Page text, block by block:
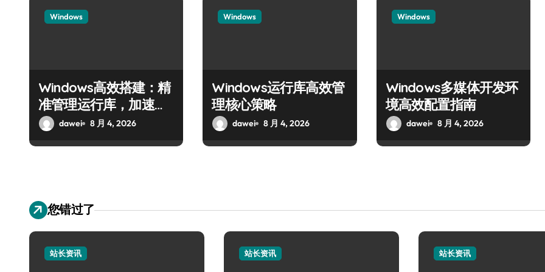
Windows
Windows高效搭建：精
准管理运行库，加速创
业
dawei 8 月 4, 2026
Windows
Windows运行库高效管
理核心策略
dawei 8 月 4, 2026
Windows
Windows多媒体开发环
境高效配置指南
dawei 8 月 4, 2026
您错过了
站长资讯 站长资讯 站长资讯